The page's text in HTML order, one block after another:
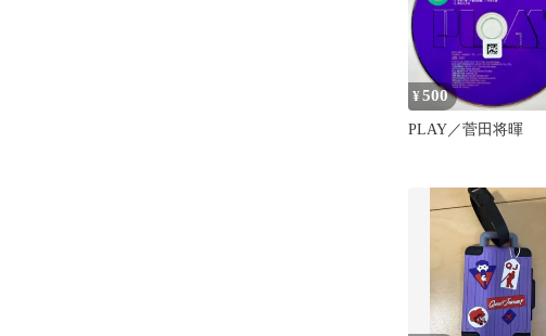
¥500
PLAY／菅田将暉